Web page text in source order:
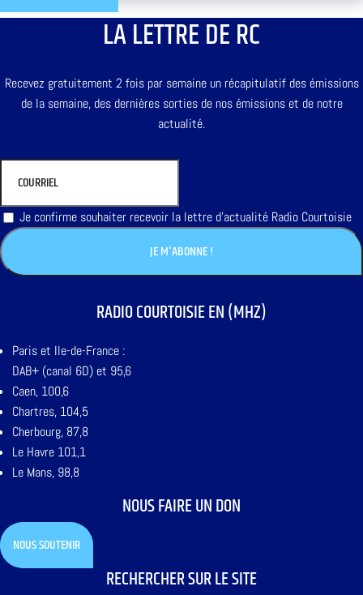
LA LETTRE DE RC
Recevez gratuitement 2 fois par semaine un récapitulatif des émissions
de la semaine, des dernières sorties de nos émissions et de notre
actualité.
Je confirme souhaiter recevoir la lettre d'actualité Radio Courtoisie
RADIO COURTOISIE EN (MHZ)
Paris et Ile-de-France :
DAB+ (canal 6D) et 95,6
Caen, 100,6
Chartres, 104,5
Cherbourg, 87,8
Le Havre 101,1
Le Mans, 98,8
NOUS FAIRE UN DON
NOUS SOUTENIR
RECHERCHER SUR LE SITE